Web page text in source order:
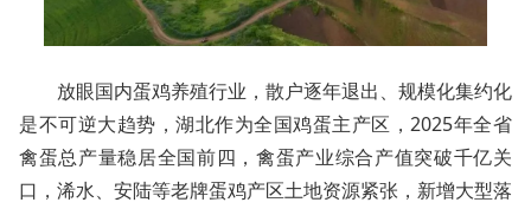
放眼国内蛋鸡养殖行业，散户逐年退出、规模化集约化
是不可逆大趋势，湖北作为全国鸡蛋主产区，2025年全省
禽蛋总产量稳居全国前四，禽蛋产业综合产值突破千亿关
口，浠水、安陆等老牌蛋鸡产区土地资源紧张，新增大型落